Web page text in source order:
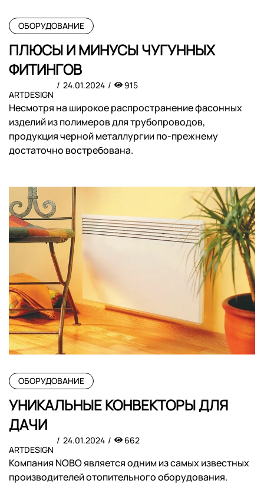
ОБОРУДОВАНИЕ
ПЛЮСЫ И МИНУСЫ ЧУГУННЫХ
ФИТИНГОВ
ARTDESIGN
24.01.2024 915
Несмотря на широкое распространение фасонных
изделий из полимеров для трубопроводов,
продукция черной металлургии по-прежнему
достаточно востребована.
ОБОРУДОВАНИЕ
УНИКАЛЬНЫЕ КОНВЕКТОРЫ ДЛЯ
ДАЧИ
ARTDESIGN
24.01.2024 662
Компания NOBO является одним из самых известных
производителей отопительного оборудования.